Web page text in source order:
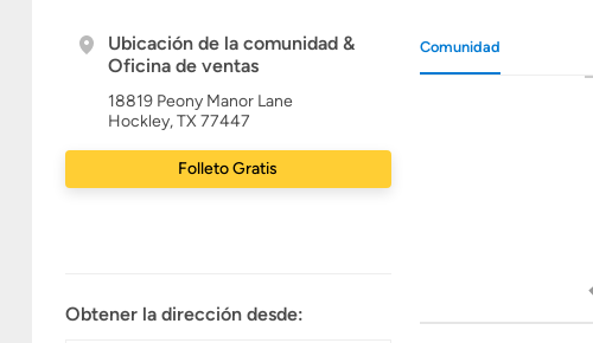
Ubicación de la comunidad &
Oficina de ventas
18819 Peony Manor Lane
Hockley, TX 77447
Folleto Gratis
Obtener la dirección desde:
Comunidad